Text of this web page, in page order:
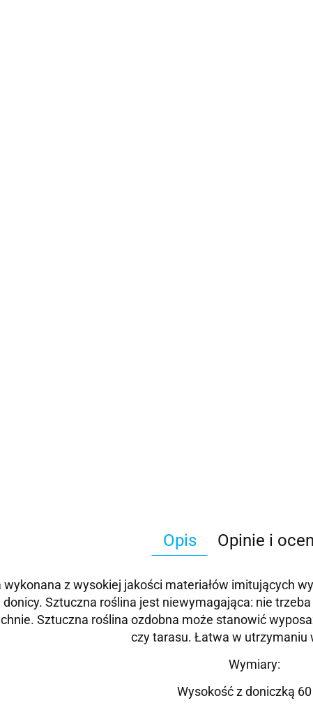
Opis Opinie i
z wysokiej jakości materiałów imitujących
Sztuczna roślina jest niewymagająca: nie
Sztuczna roślina ozdobna może stanowić
czy tarasu. Łatwa w utrzymaniu
Wymiary:
Wysokość z doniczką